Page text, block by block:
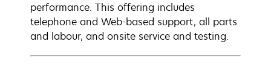
performance. This offering includes
telephone and Web-based support, all parts
and labour, and onsite service and testing.